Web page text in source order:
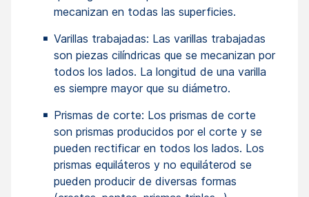
mecanizan en todas las superficies.
Varillas trabajadas: Las varillas trabajadas
son piezas cilíndricas que se mecanizan por
todos los lados. La longitud de una varilla
es siempre mayor que su diámetro.
Prismas de corte: Los prismas de corte
son prismas producidos por el corte y se
pueden rectificar en todos los lados. Los
prismas equiláteros y no equiláterod se
pueden producir de diversas formas